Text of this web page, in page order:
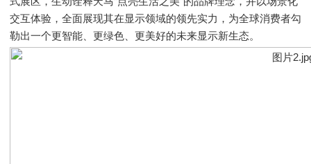
交互体验，全面展现其在显示领域的领先实力，为全球消费者勾
勒出一个更智能、更绿色、更美好的未来显示新生态。